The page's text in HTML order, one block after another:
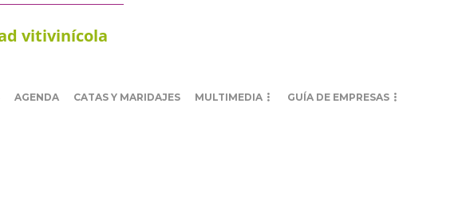
vitivinícola
AGENDA CATAS Y MARIDAJES MULTIMEDIA GUÍA DE EMPRESAS